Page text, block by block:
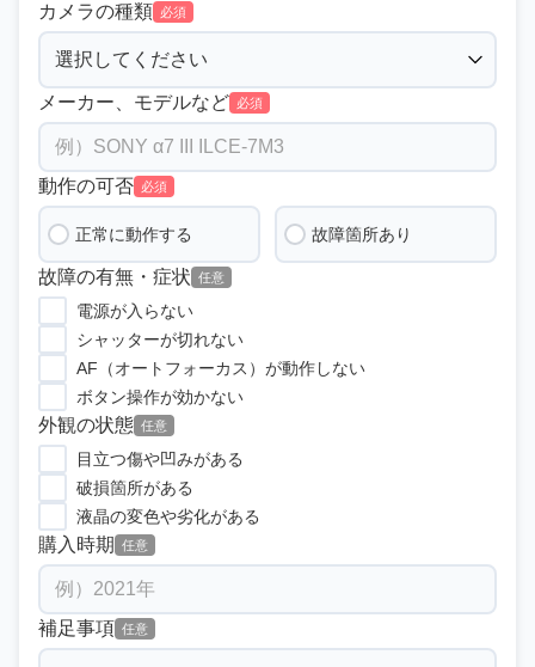
カメラの種類 必須
メーカー、モデルなど 必須
動作の可否 必須
正常に動作する 故障箇所あり
故障の有無・症状 任意
電源が入らない
シャッターが切れない
AF（オートフォーカス）が動作しない
ボタン操作が効かない
外観の状態 任意
目立つ傷や凹みがある
破損箇所がある
液晶の変色や劣化がある
購入時期 任意
補足事項 任意